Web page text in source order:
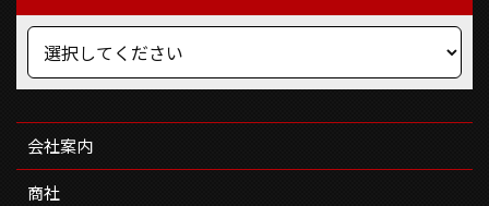
会社案内
商社